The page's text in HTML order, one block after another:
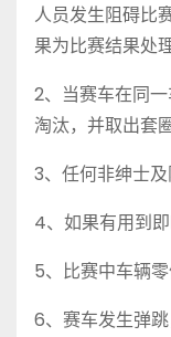
人员发生阻碍比
果为比赛结果处理
2、当赛车在同
淘汰，并取出套
3、任何非绅士
4、如果有用到
5、比赛中车辆零
6、赛车发生弹